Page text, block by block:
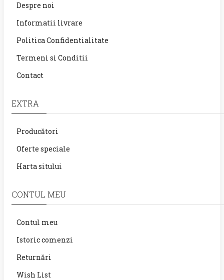
Despre noi
Informatii livrare
Politica Confidentialitate
Termeni si Conditii
Contact
EXTRA
Producători
Oferte speciale
Harta sitului
CONTUL MEU
Contul meu
Istoric comenzi
Returnări
Wish List